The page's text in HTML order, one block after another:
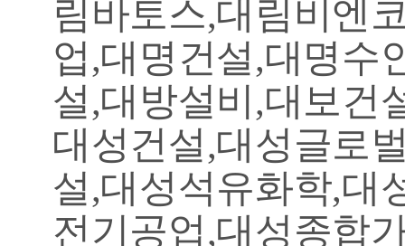
림바토스,대림비엔
업,대명건설,대명수
설,대방설비,대보건
대성건설,대성글로
설,대성석유화학,대
전기공업,대성종합